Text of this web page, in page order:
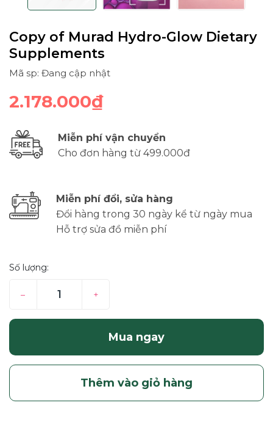
Copy of Murad Hydro-Glow Dietary
Supplements
Mã sp: Đang cập nhật
2.178.000₫
Miễn phí vận chuyển
Cho đơn hàng từ 499.000đ
Miễn phí đổi, sửa hàng
Đổi hàng trong 30 ngày kể từ ngày mua
Hỗ trợ sửa đồ miễn phí
Số lượng:
– +
Mua ngay
Thêm vào giỏ hàng